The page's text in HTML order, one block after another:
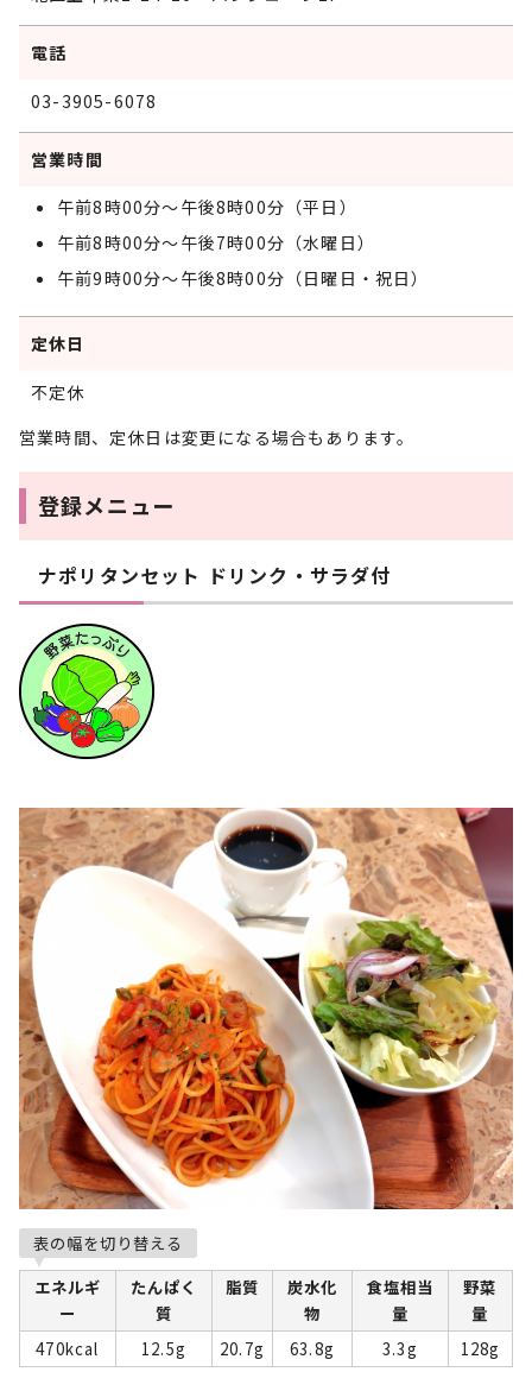
電話
03-3905-6078
営業時間
午前8時00分～午後8時00分（平日）
午前8時00分～午後7時00分（水曜日）
午前9時00分～午後8時00分（日曜日・祝日）
定休日
不定休
営業時間、定休日は変更になる場合もあります。
登録メニュー
ナポリタンセット ドリンク・サラダ付
表の幅を切り替える
エネルギ
ー
たんぱく
質
脂質
炭水化
物
食塩相当
量
野菜
量
470kcal
12.5g 20.7g 63.8g 3.3g 128g